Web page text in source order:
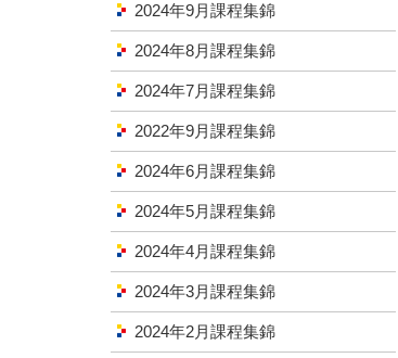
2024年9月課程集錦
2024年8月課程集錦
2024年7月課程集錦
2022年9月課程集錦
2024年6月課程集錦
2024年5月課程集錦
2024年4月課程集錦
2024年3月課程集錦
2024年2月課程集錦